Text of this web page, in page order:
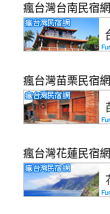
瘋台灣台南民宿網
瘋台灣苗栗民宿網
瘋台灣花蓮民宿網